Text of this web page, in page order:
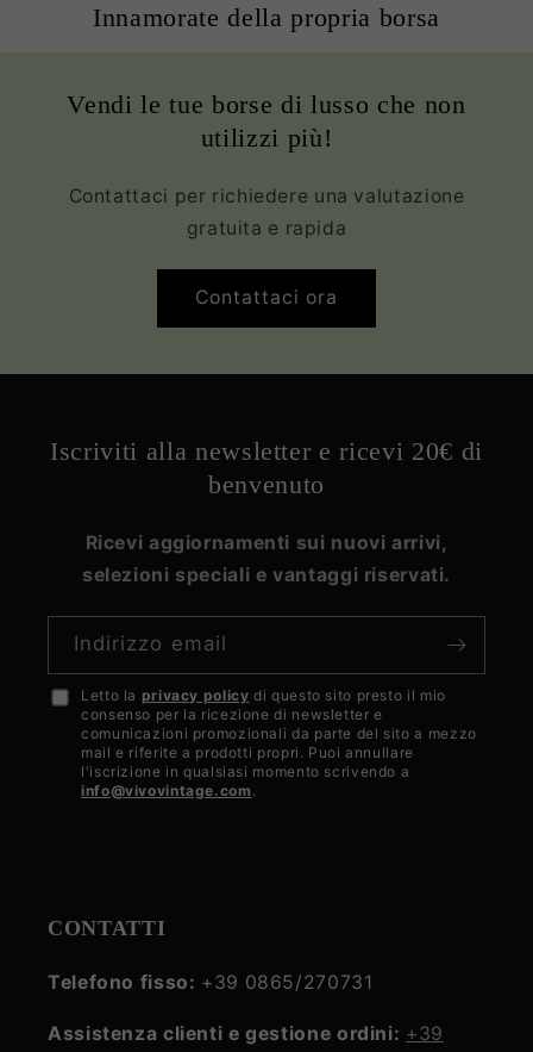
Innamorate della propria borsa
Vendi le tue borse di lusso che non
utilizzi più!
Contattaci per richiedere una valutazione
gratuita e rapida
Contattaci ora
Iscriviti alla newsletter e ricevi 20€ di
benvenuto
Ricevi aggiornamenti sui nuovi arrivi,
selezioni speciali e vantaggi riservati.
Indirizzo email
Accetto
privacy
policy
Letto la privacy policy di questo sito presto il mio
consenso per la ricezione di newsletter e
comunicazioni promozionali da parte del sito a mezzo
mail e riferite a prodotti propri. Puoi annullare
l'iscrizione in qualsiasi momento scrivendo a
info@vivovintage.com .
CONTATTI
Telefono fisso: +39 0865/270731
Assistenza clienti e gestione ordini: +39